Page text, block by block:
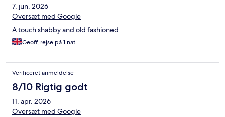
7. jun. 2026
Oversæt med Google
A touch shabby and old fashioned
Geoff, rejse på 1 nat
Verificeret anmeldelse
8/10 Rigtig godt
11. apr. 2026
Oversæt med Google